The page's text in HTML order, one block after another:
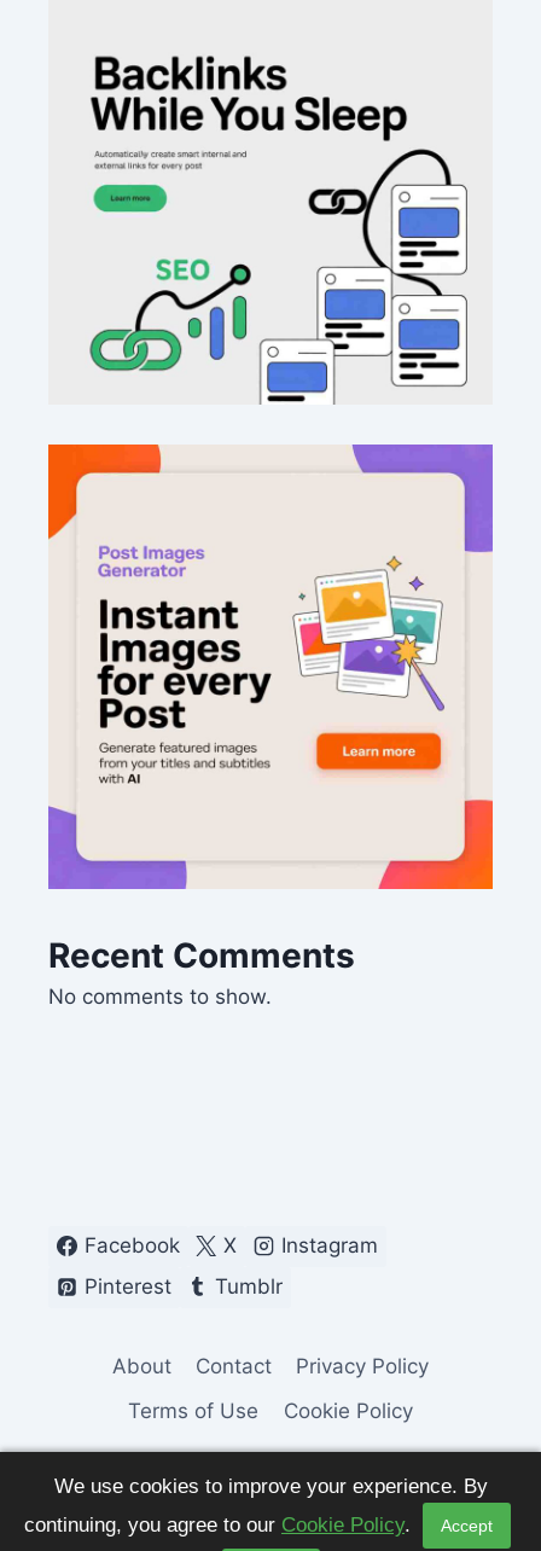
We use cookies to improve your experience. By
continuing, you agree to our Cookie Policy. Accept
Recent Comments
No comments to show.
Facebook X
Instagram
Pinterest
Tumblr
About Contact
Privacy Policy
Terms of Use
Cookie Policy
© 2026 Fashion Pulse Trends. All Rights